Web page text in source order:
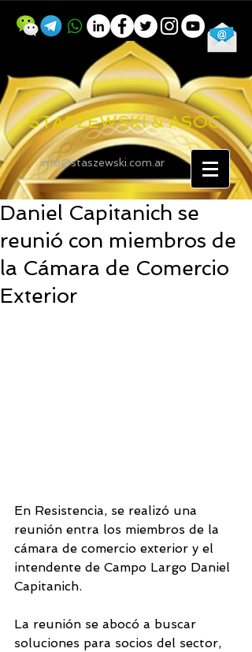
STASZEWSKI & ASOC
info@staszewski.com.ar
Daniel Capitanich se
reunió con miembros de
la Cámara de Comercio
Exterior
En Resistencia, se realizó una
reunión entra los miembros de la
cámara de comercio exterior y el
intendente de Campo Largo Daniel
Capitanich.
La reunión se abocó a buscar
soluciones para socios del sector,